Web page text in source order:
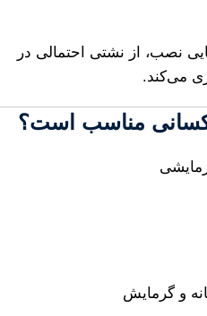
نصب، از نشتی احتمالی در
می‌کند.
مناسب است؟
و گرمایش